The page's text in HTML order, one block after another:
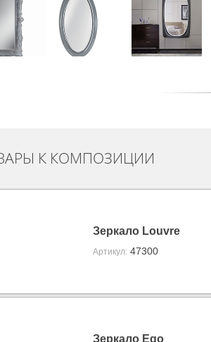
К КОМПОЗИЦИИ
Зеркало Louvre
Артикул: 47300
Зеркало Ego